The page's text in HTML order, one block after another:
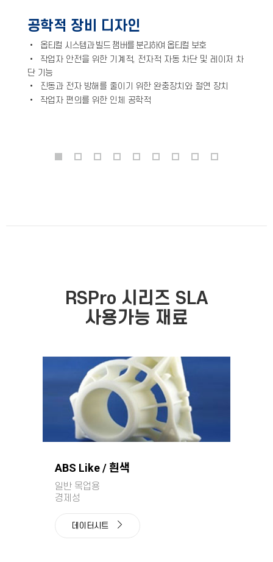
공학적 장비 디자인
• 옵티컬 시스템과 빌드 챔버를 분리하여 옵티컬 보호
• 작업자 안전을 위한 기계적, 전자적 자동 차단 및 레이저 차
단 기능
• 진동과 전자 방해를 줄이기 위한 완충장치와 절연 장치
• 작업자 편의를 위한 인체 공학적
RSPro 시리즈 SLA
사용가능 재료
ABS Like / 흰색
일반 목업용
경제성
데이터시트